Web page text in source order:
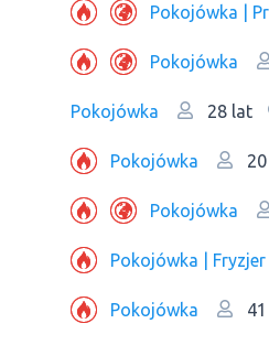
Pokojówka |
Pokojówka
Pokojówka 28 lat
Pokojówka
Pokojówka
Pokojówka | Fryzjer
Pokojówka